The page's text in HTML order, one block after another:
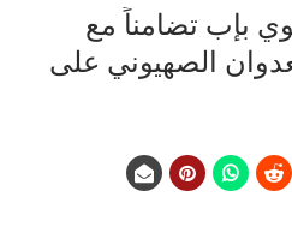
بإب تضامناً مع
الصهيوني على